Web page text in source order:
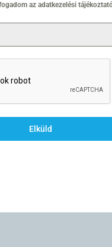
az adatkezelési
Elküld